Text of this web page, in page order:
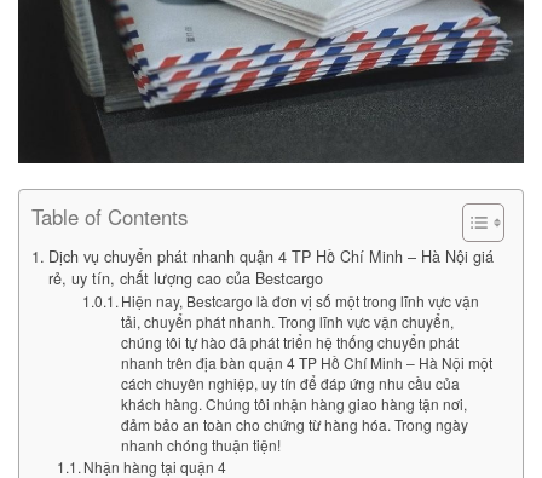
Table of Contents
Dịch vụ chuyển phát nhanh quận 4 TP Hồ Chí Minh – Hà Nội giá
rẻ, uy tín, chất lượng cao của Bestcargo
Hiện nay, Bestcargo là đơn vị số một trong lĩnh vực vận
tải, chuyển phát nhanh. Trong lĩnh vực vận chuyển,
chúng tôi tự hào đã phát triển hệ thống chuyển phát
nhanh trên địa bàn quận 4 TP Hồ Chí Minh – Hà Nội một
cách chuyên nghiệp, uy tín để đáp ứng nhu cầu của
khách hàng. Chúng tôi nhận hàng giao hàng tận nơi,
đảm bảo an toàn cho chứng từ hàng hóa. Trong ngày
nhanh chóng thuận tiện!
Nhận hàng tại quận 4